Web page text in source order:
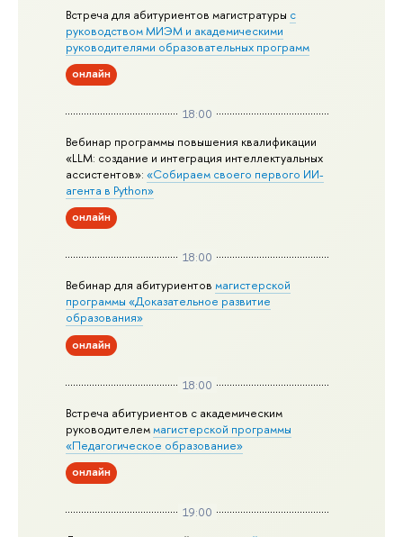
Встреча для абитуриентов магистратуры с
руководством МИЭМ и академическими
руководителями образовательных программ
онлайн
18:00
Вебинар программы повышения квалификации
«LLM: создание и интеграция интеллектуальных
ассистентов»:«Собираем своего первого ИИ-
агента в Python»
онлайн
18:00
Вебинар для абитуриентовмагистерской
программы «Доказательное развитие
образования»
онлайн
18:00
Встреча абитуриентов с академическим
руководителеммагистерской программы
«Педагогическое образование»
онлайн
19:00